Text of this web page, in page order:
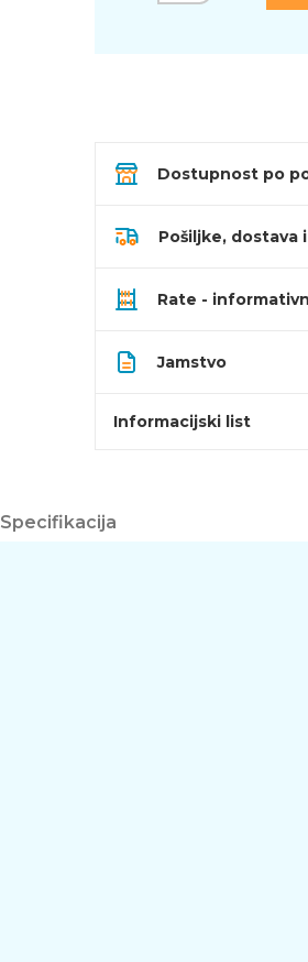
Dostupnost po
Pošiljke, dostava
Rate -
Jamstvo
Informacijski list
Specifikacija